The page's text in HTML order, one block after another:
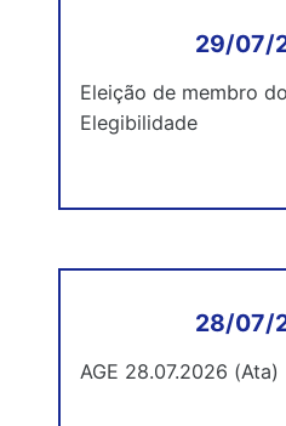
29/07/
Eleição de membro
Elegibilidade
28/07/
AGE 28.07.2026 (Ata)